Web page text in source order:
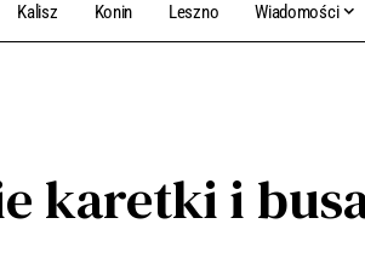
Kalisz Konin Leszno Wiadomości
karetki i